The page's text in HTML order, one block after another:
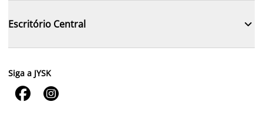
Escritório Central 
Siga a JYSK
 